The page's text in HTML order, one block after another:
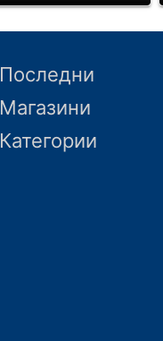
Последни
Магазини
Категории